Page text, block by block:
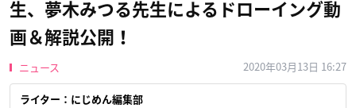
生、夢木みつる先生によるドローイング動
画＆解説公開！
ニュース 2020年03月13日 16:27
ライター：にじめん編集部